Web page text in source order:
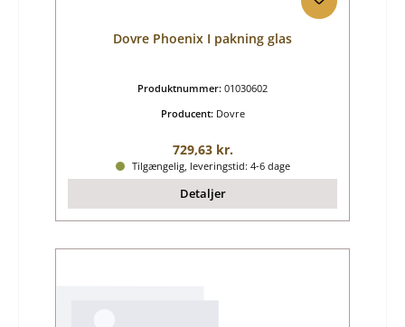
Dovre Phoenix I pakning glas
Produktnummer: 01030602
Producent: Dovre
Almindelig pris:
729,63 kr.
Tilgængelig, leveringstid: 4-6 dage
Detaljer